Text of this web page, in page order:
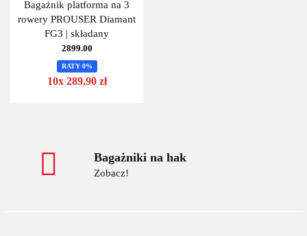
Bagażnik platforma na 3
rowery PROUSER Diamant
FG3 | składany
2899.00
RATY 0%
10x 289,90 zł
Bagażniki na hak
Zobacz!